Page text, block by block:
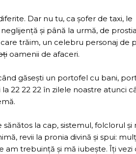
Dar nu tu, ca șofer de taxi, le
și până la urmă, de prostia
trăim, un celebru personaj de
oamenii de afaceri.
găsești un portofel cu bani,
22 22 22 în zilele noastre atunci
la cap, sistemul, folclorul și
revii la pronia divină și spui:
am trebuință și mă iubește. Îți vezi